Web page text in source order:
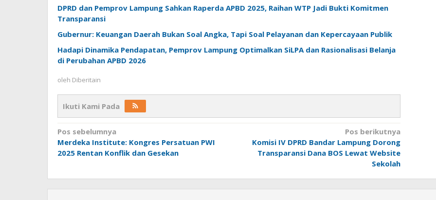
DPRD dan Pemprov Lampung Sahkan Raperda APBD 2025, Raihan WTP Jadi Bukti Komitmen
Transparansi
Gubernur: Keuangan Daerah Bukan Soal Angka, Tapi Soal Pelayanan dan Kepercayaan Publik
Hadapi Dinamika Pendapatan, Pemprov Lampung Optimalkan SiLPA dan Rasionalisasi Belanja
di Perubahan APBD 2026
oleh Diberitain
Ikuti Kami Pada
Navigasi
pos
Pos sebelumnya
Merdeka Institute: Kongres Persatuan PWI
2025 Rentan Konflik dan Gesekan
Pos berikutnya
Komisi IV DPRD Bandar Lampung Dorong
Transparansi Dana BOS Lewat Website
Sekolah